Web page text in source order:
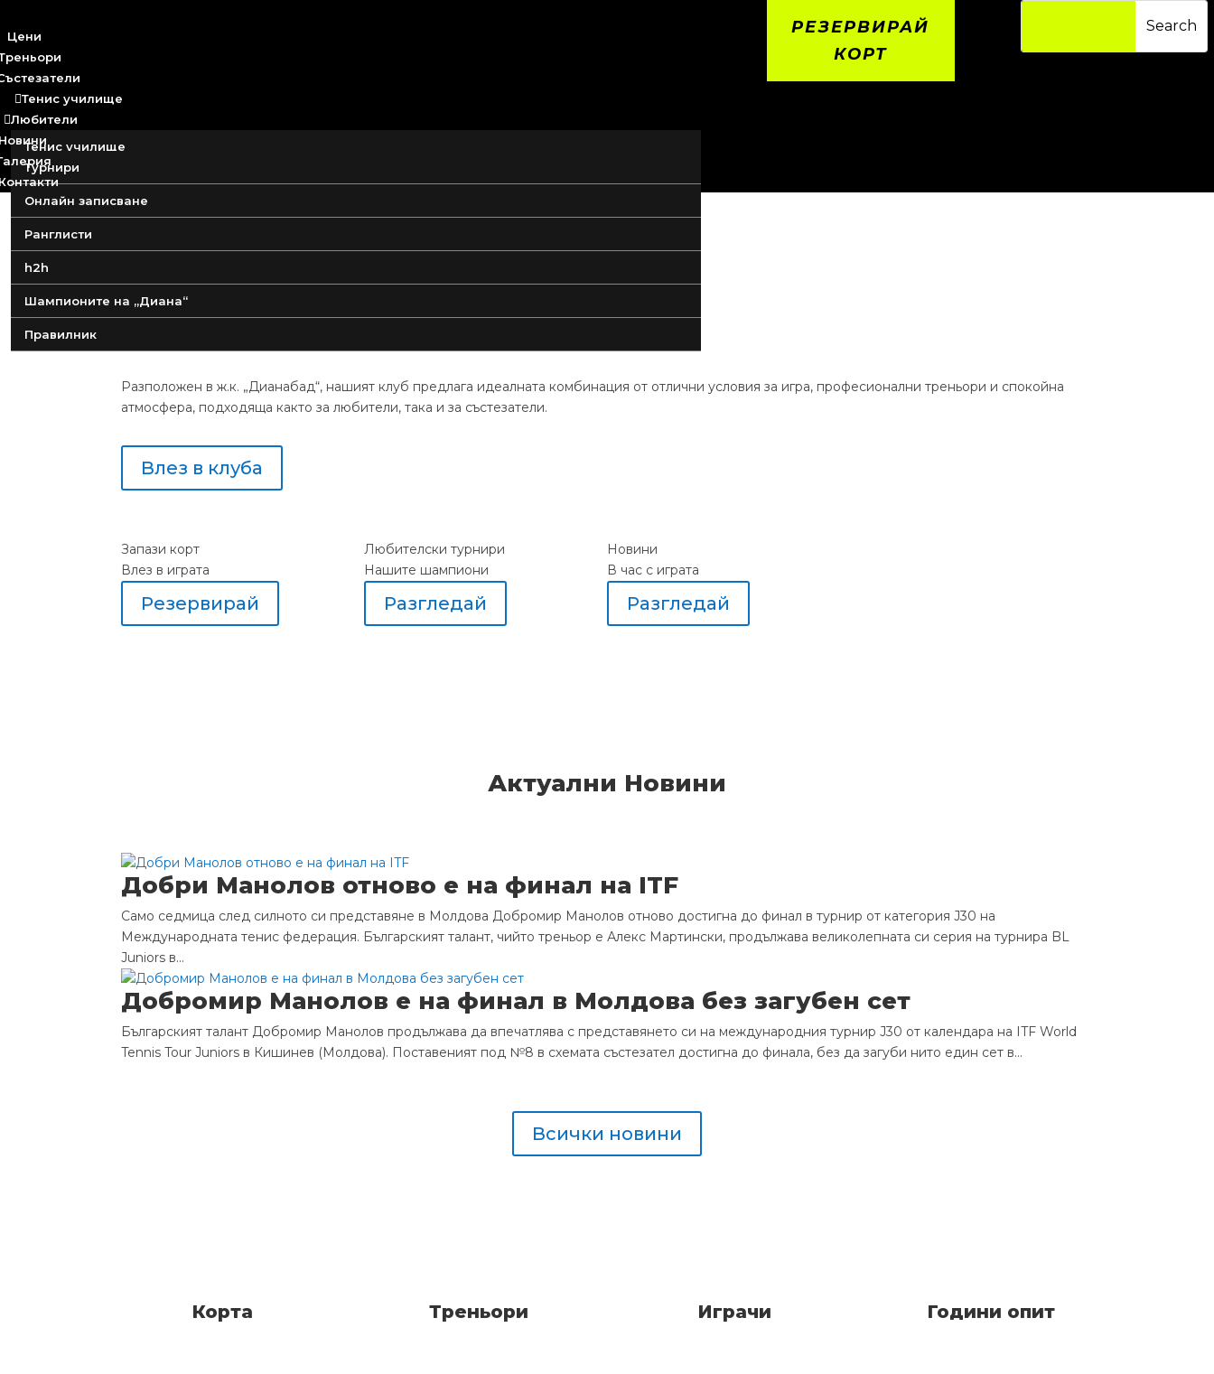
Цени
Тенис училище
Тенис училище
Детски лагер
Любители
Турнири
Онлайн записване
Ранглисти
h2h
Шампионите на „Диана“
Правилник
РЕЗЕРВИРАЙ
КОРТ
Тенис Клуб
„Диана
Разположен в ж.к. „Дианабад“, нашият клуб предлага идеалната комбинация от отлични условия за игра, професионални треньори и спокойна
атмосфера, подходяща както за любители, така и за състезатели.
Влез в клуба
Запази корт
Влез в играта
Резервирай
Любителски турнири
Нашите шампиони
Разгледай
Новини
В час с играта
Разгледай
Актуални Новини
Добри Манолов отново е на финал на ITF
Само седмица след силното си представяне в Молдова Добромир Манолов отново достигна до финал в турнир от категория J30 на
Международната тенис федерация. Българският талант, чийто треньор е Алекс Мартински, продължава великолепната си серия на турнира BL
Juniors в...
Добромир Манолов е на финал в Молдова без загубен сет
Българският талант Добромир Манолов продължава да впечатлява с представянето си на международния турнир J30 от календара на ITF World
Tennis Tour Juniors в Кишинев (Молдова). Поставеният под №8 в схемата състезател достигна до финала, без да загуби нито един сет в...
Всички новини
Корта Треньори Играчи Години опит